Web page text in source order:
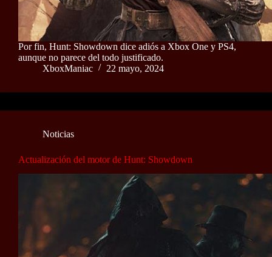
Por fin, Hunt: Showdown dice adiós a Xbox One y PS4,
aunque no parece del todo justificado.
XboxManiac
22 mayo, 2024
Noticias
Actualización del motor de Hunt: Showdown